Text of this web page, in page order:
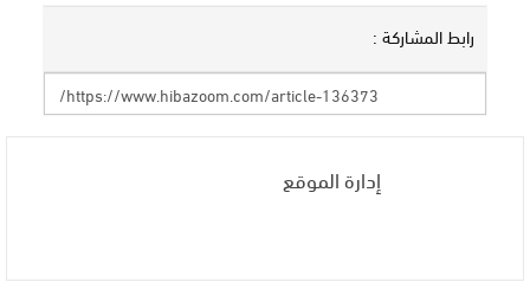
رابط المشاركة :
إدارة الموقع